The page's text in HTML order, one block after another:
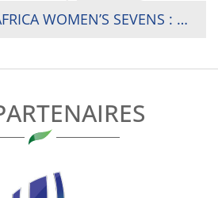
RUGBY À VII – AFRICA WOMEN’S SEVENS : LISTE DÉFINITIVE DES 12 JOUEUSES RETENUES